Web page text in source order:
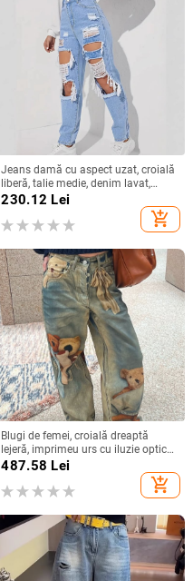
Jeans damă cu aspect uzat, croială
liberă, talie medie, denim lavat,
bumbac 70–80% / poliester 30–
230.12 Lei
add_shopping_cart
Blugi de femei, croială dreaptă
lejeră, imprimeu urs cu iluzie optică,
toamnă–iarna 2025
487.58 Lei
add_shopping_cart